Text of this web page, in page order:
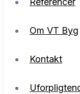
Kontakt
Om VT Byg
Kontakt